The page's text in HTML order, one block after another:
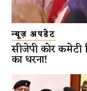
न्यूज़ अपडेट
सीजेपी कोर
का धरना!